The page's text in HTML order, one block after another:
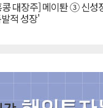
대장주] 메이퇀 ③ 신성
적 성장'